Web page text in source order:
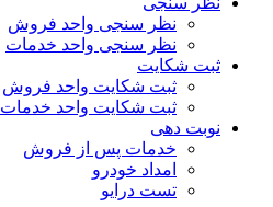
نظر سنجی واحد فروش
نظر سنجی واحد خدمات
ثبت شکایت
ثبت شکایت واحد فروش
ثبت شکایت واحد خدمات
نوبت دهی
خدمات پس از فروش
امداد خودرو
تست درایو